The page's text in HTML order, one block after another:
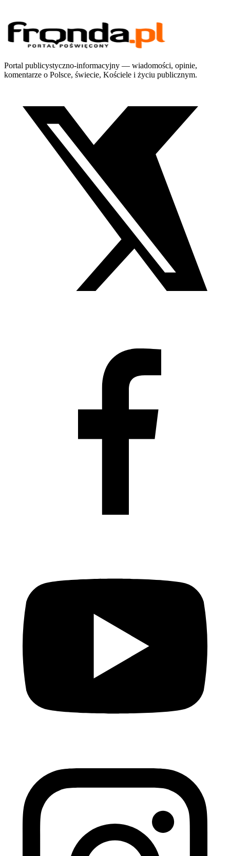
Portal publicystyczno-informacyjny — wiadomości, opinie,
komentarze o Polsce, świecie, Kościele i życiu publicznym.